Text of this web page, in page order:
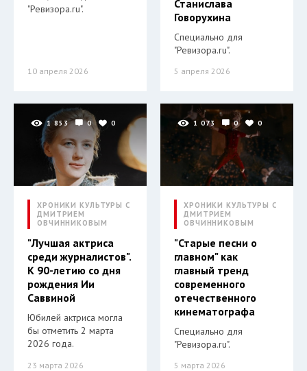
"Ревизора.ru".
10 апреля 2026
Станислава
Говорухина
Специально для
"Ревизора.ru".
5 апреля 2026
1 853 0 0
ХРОНИКИ КУЛЬТУРЫ С
ДМИТРИЕМ
ОВЧИННИКОВЫМ
"Лучшая актриса
среди журналистов".
К 90-летию со дня
рождения Ии
Саввиной
Юбилей актриса могла
бы отметить 2 марта
2026 года.
23 марта 2026
1 073 0 0
ХРОНИКИ КУЛЬТУРЫ С
ДМИТРИЕМ
ОВЧИННИКОВЫМ
"Старые песни о
главном" как
главный тренд
современного
отечественного
кинематографа
Специально для
"Ревизора.ru".
5 марта 2026